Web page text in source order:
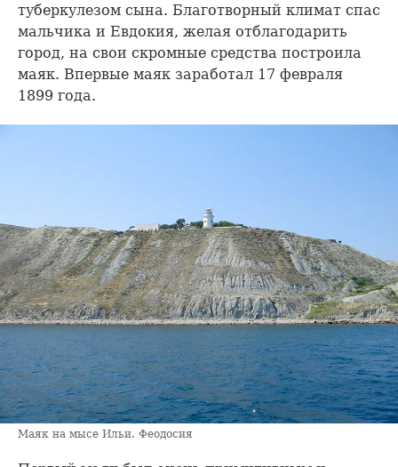
туберкулезом сына. Благотворный климат спас
мальчика и Евдокия, желая отблагодарить
город, на свои скромные средства построила
маяк. Впервые маяк заработал 17 февраля
1899 года.
Маяк на мысе Ильи. Феодосия